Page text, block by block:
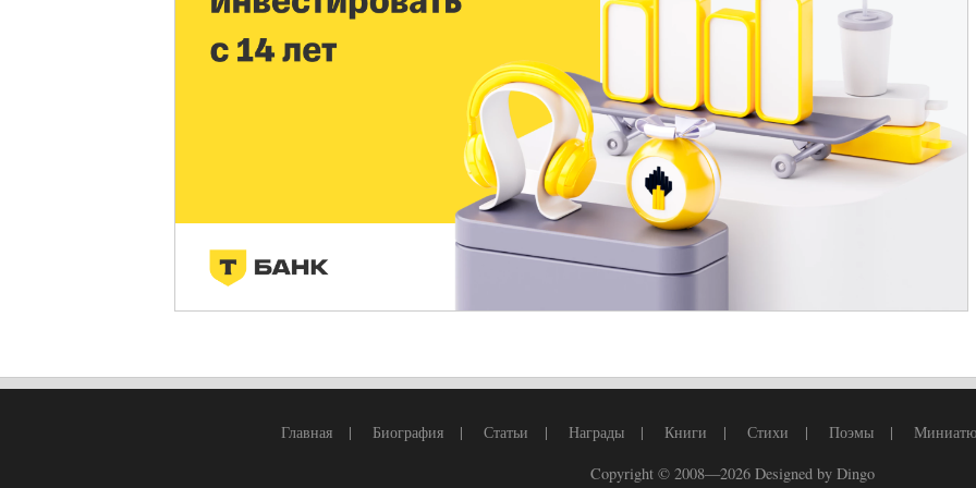
Главная | Биография | Статьи | Награды | Книги | Стихи | Поэмы |
Copyright © 2008—2026 Designed by Dingo